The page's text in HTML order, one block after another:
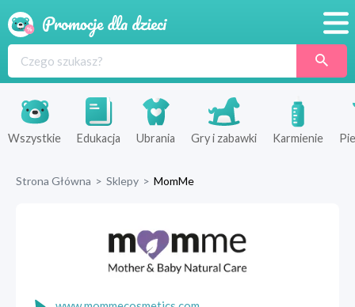
Produkty
Sklepy
Wszystkie Edukacja Ubrania Gry i zabawki Karmienie
Strona Główna > Sklepy > MomMe